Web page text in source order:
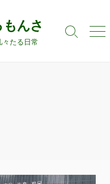
んさ
たる日常
検
メ